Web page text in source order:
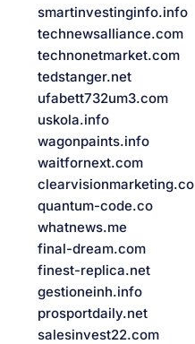
smartinvestinginfo.info
technewsalliance.com
technonetmarket.com
tedstanger.net
ufabett732um3.com
uskola.info
wagonpaints.info
waitfornext.com
clearvisionmarketing.co
quantum-code.co
whatnews.me
final-dream.com
finest-replica.net
gestioneinh.info
prosportdaily.net
salesinvest22.com